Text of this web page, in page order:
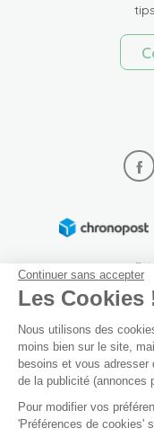
Plan du site
Archives
Continuer sans accepter
Les Cookies
Nous utilisons des
moins bien sur le site,
besoins et vous adresser
de la publicité (annonces
Pour modifier vos
'Préférences de cookies'